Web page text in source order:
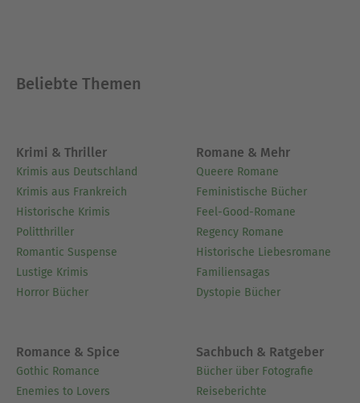
Beliebte Themen
Krimi & Thriller
Krimis aus Deutschland
Krimis aus Frankreich
Historische Krimis
Politthriller
Romantic Suspense
Lustige Krimis
Horror Bücher
Romane & Mehr
Queere Romane
Feministische Bücher
Feel-Good-Romane
Regency Romane
Historische Liebesromane
Familiensagas
Dystopie Bücher
Romance & Spice
Gothic Romance
Enemies to Lovers
Sachbuch & Ratgeber
Bücher über Fotografie
Reiseberichte